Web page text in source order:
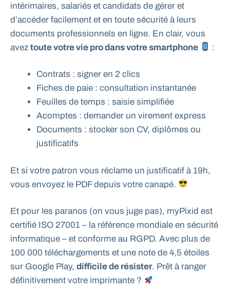
intérimaires, salariés et candidats de gérer et
d’accéder facilement et en toute sécurité à leurs
documents professionnels en ligne. En clair, vous
avez toute votre vie pro dans votre smartphone :
Contrats : signer en 2 clics
Fiches de paie : consultation instantanée
Feuilles de temps : saisie simplifiée
Acomptes : demander un virement express
Documents : stocker son CV, diplômes ou
justificatifs
Et si votre patron vous réclame un justificatif à 19h,
vous envoyez le PDF depuis votre canapé.
Et pour les paranos (on vous juge pas), myPixid est
certifié ISO 27001 – la référence mondiale en sécurité
informatique – et conforme au RGPD. Avec plus de
100 000 téléchargements et une note de 4,5 étoiles
sur Google Play, difficile de résister. Prêt à ranger
définitivement votre imprimante ?